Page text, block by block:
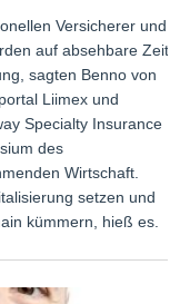
Versicherer und
auf absehbare Zeit
sagten Benno von
Liimex und
Specialty Insurance
des
Wirtschaft.
setzen und
kümmern, hieß es.